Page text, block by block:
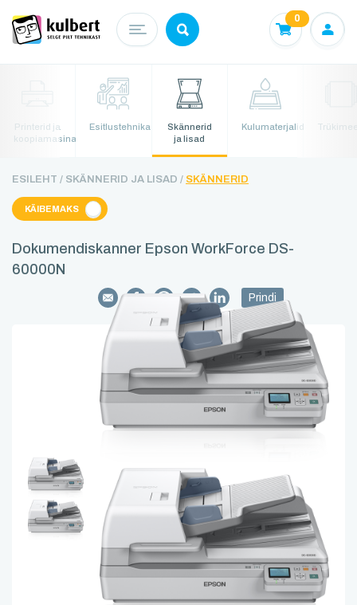
0
Printerid ja
koopiamasinad
Esitlustehnika
Skännerid
ja lisad
Kulumaterjalid
ESILEHT / SKÄNNERID JA LISAD / SKÄNNERID
KÄIBEMAKS
Dokumendiskanner Epson WorkForce DS-
60000N
Prindi